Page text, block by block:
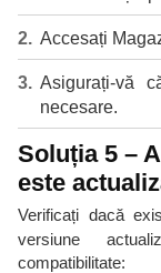
Accesați
Asigurați-vă
necesare.
Soluția 5 –
este
Verificați dacă
versiune
compatibilitate: